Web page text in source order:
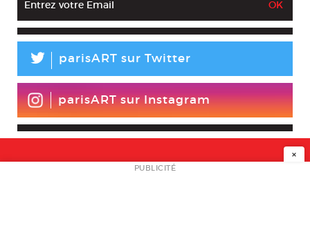
L parisART sur Twitter
parisART sur Instagram
NEWSLETTER
×
PUBLICITÉ